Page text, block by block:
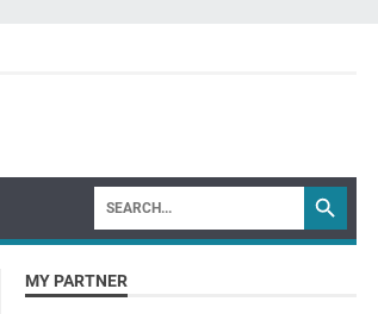
MY PARTNER